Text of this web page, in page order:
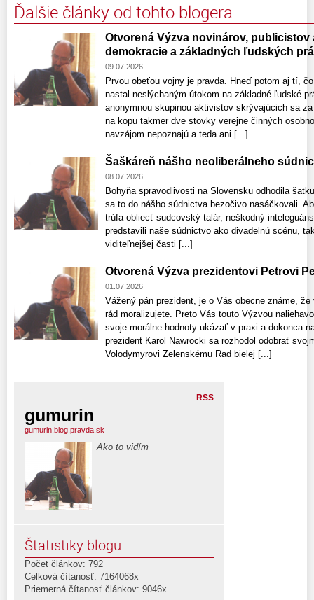
Ďalšie články od tohto blogera
Otvorená Výzva novinárov, publicistov
demokracie a základných ľudských
09.07.2026
Prvou obeťou vojny je pravda. Hneď potom aj tí,
nastal neslýchaným útokom na základné ľudské
anonymnou skupinou aktivistov skrývajúcich sa
na kopu takmer dve stovky verejne činných
navzájom nepoznajú a teda ani [...]
Šaškáreň nášho neoliberálneho
08.07.2026
Bohyňa spravodlivosti na Slovensku odhodila
sa to do nášho súdnictva bezočivo nasáčkovali.
trúfa obliecť sudcovský talár, neškodný
predstavili naše súdnictvo ako divadelnú scénu,
viditeľnejšej časti [...]
Otvorená Výzva prezidentovi Petrovi
01.07.2026
Vážený pán prezident, je o Vás obecne známe,
rád moralizujete. Preto Vás touto Výzvou
svoje morálne hodnoty ukázať v praxi a dokonca
prezident Karol Nawrocki sa rozhodol odobrať
Volodymyrovi Zelenskému Rad bielej [...]
RSS
gumurin
gumurin.blog.pravda.sk
Ako to vidím
Štatistiky blogu
Počet článkov: 792
Celková čítanosť: 7164068x
Priemerná čítanosť článkov: 9046x